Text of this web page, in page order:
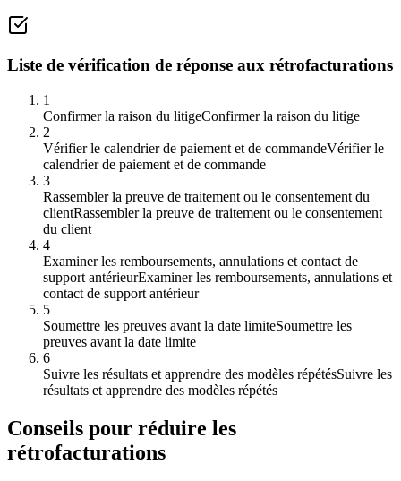
Liste de vérification de réponse aux rétrofacturations
1
Confirmer la raison du litigeConfirmer la raison du litige
2
Vérifier le calendrier de paiement et de commandeVérifier le
calendrier de paiement et de commande
3
Rassembler la preuve de traitement ou le consentement du
clientRassembler la preuve de traitement ou le consentement
du client
4
Examiner les remboursements, annulations et contact de
support antérieurExaminer les remboursements, annulations et
contact de support antérieur
5
Soumettre les preuves avant la date limiteSoumettre les
preuves avant la date limite
6
Suivre les résultats et apprendre des modèles répétésSuivre les
résultats et apprendre des modèles répétés
Conseils pour réduire les
rétrofacturations